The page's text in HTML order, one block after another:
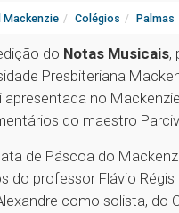
Mackenzie Colégios Palmas
do Notas Musicais,
Presbiteriana
apresentada no
do maestro
de Páscoa do
do professor Flávio
como solista, do